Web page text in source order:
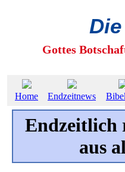
Gottes
Home Endzeitnews
Endzeitlich
aus